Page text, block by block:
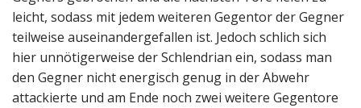
leicht, sodass mit jedem weiteren Gegentor der Gegner
teilweise auseinandergefallen ist. Jedoch schlich sich
hier unnötigerweise der Schlendrian ein, sodass man
den Gegner nicht energisch genug in der Abwehr
attackierte und am Ende noch zwei weitere Gegentore